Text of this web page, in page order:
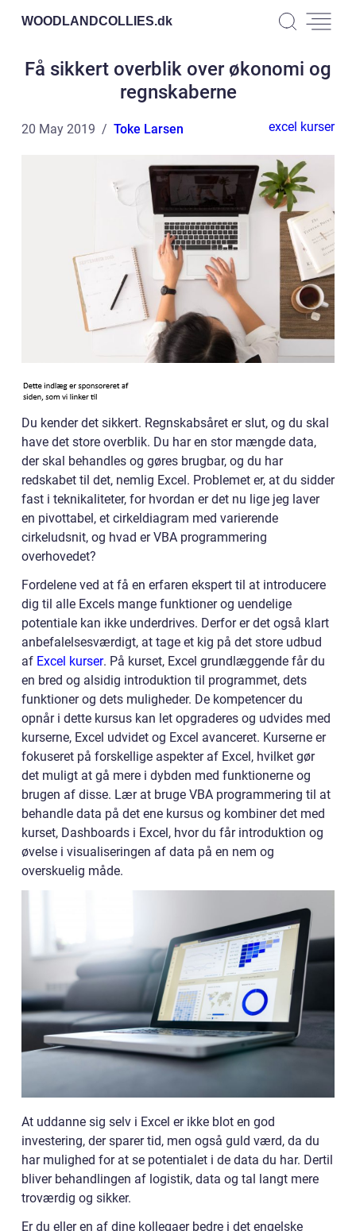
WOODLANDCOLLIES.dk
Få sikkert overblik over økonomi og
regnskaberne
20 May 2019 Toke Larsen excel kurser
Du kender det sikkert. Regnskabsåret er slut, og du skal
have det store overblik. Du har en stor mængde data,
der skal behandles og gøres brugbar, og du har
redskabet til det, nemlig Excel. Problemet er, at du sidder
fast i teknikaliteter, for hvordan er det nu lige jeg laver
en pivottabel, et cirkeldiagram med varierende
cirkeludsnit, og hvad er VBA programmering
overhovedet?
Fordelene ved at få en erfaren ekspert til at introducere
dig til alle Excels mange funktioner og uendelige
potentiale kan ikke underdrives. Derfor er det også klart
anbefalelsesværdigt, at tage et kig på det store udbud
af Excel kurser. På kurset, Excel grundlæggende får du
en bred og alsidig introduktion til programmet, dets
funktioner og dets muligheder. De kompetencer du
opnår i dette kursus kan let opgraderes og udvides med
kurserne, Excel udvidet og Excel avanceret. Kurserne er
fokuseret på forskellige aspekter af Excel, hvilket gør
det muligt at gå mere i dybden med funktionerne og
brugen af disse. Lær at bruge VBA programmering til at
behandle data på det ene kursus og kombiner det med
kurset, Dashboards i Excel, hvor du får introduktion og
øvelse i visualiseringen af data på en nem og
overskuelig måde.
At uddanne sig selv i Excel er ikke blot en god
investering, der sparer tid, men også guld værd, da du
har mulighed for at se potentialet i de data du har. Dertil
bliver behandlingen af logistik, data og tal langt mere
troværdig og sikker.
Er du eller en af dine kollegaer bedre i det engelske